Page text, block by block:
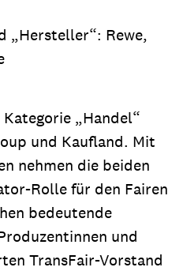
„Hersteller“: Rewe,
„Handel“
und Kaufland. Mit
nehmen die beiden
Rolle für den Fairen
bedeutende
und
TransFair-Vorstand